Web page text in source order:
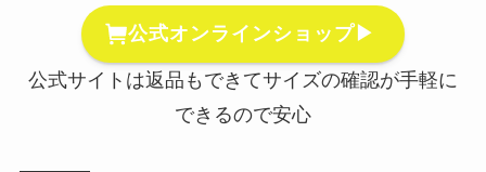
公式オンラインショップ▶
公式サイトは返品もできてサイズの確認が手軽に
できるので安心